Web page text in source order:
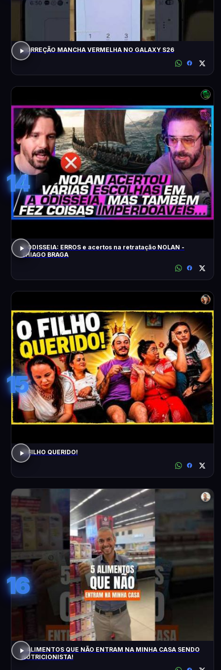
CORREÇÃO MANCHA VERMELHA NO GALAXY S26
14
A ODISSEIA: ERROS e acertos na retratação NOLAN -
THIAGO BRAGA
15
O FILHO QUERIDO!
16
5 ALIMENTOS QUE NÃO ENTRAM NA MINHA CASA SENDO
NUTRICIONISTA!